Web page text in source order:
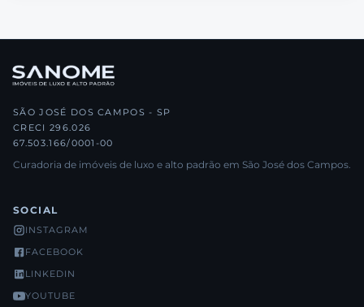
SÃO JOSÉ DOS CAMPOS - SP
CRECI 296.026
67.503.166/0001-00
Curadoria de imóveis de luxo e alto padrão em São José dos Campos.
SOCIAL
INSTAGRAM
FACEBOOK
LINKEDIN
YOUTUBE